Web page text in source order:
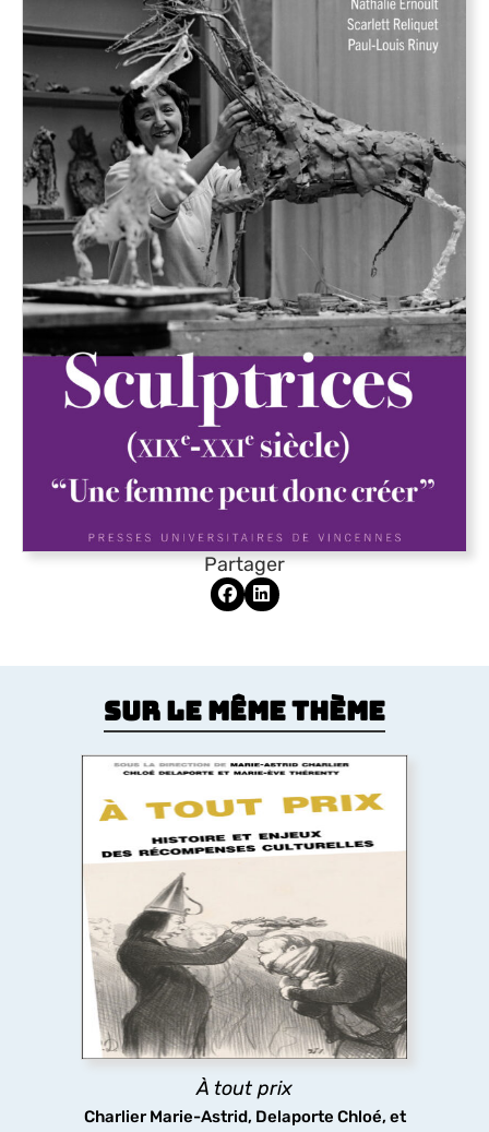
Partager
Sur le même thème
À tout prix
Charlier Marie-Astrid, Delaporte Chloé, et
À tout prix
Premier livre à étudier les prix culturels,
artistiques et médiatiques de l’espace
francophone dans leur diversité (littérature,
théâtre, cinéma, télévision, musiques populaires,
art contemporain, bande dessinée, jeux vidéo), du
XIX siècle à nos jours.
découvrir